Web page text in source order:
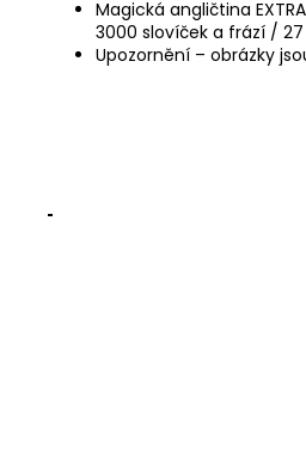
Magická angličtina
3000 slovíček a frází /
Upozornění – obrázky